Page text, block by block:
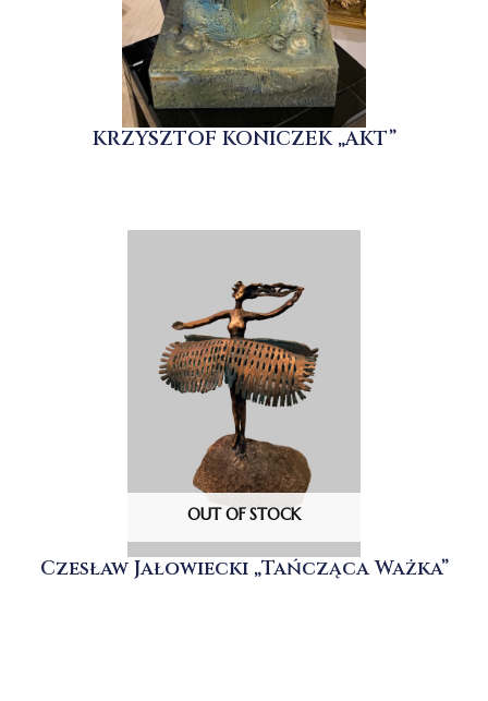
KRZYSZTOF KONICZEK „AKT”
OUT OF STOCK
Czesław Jałowiecki „Tańcząca Ważka”